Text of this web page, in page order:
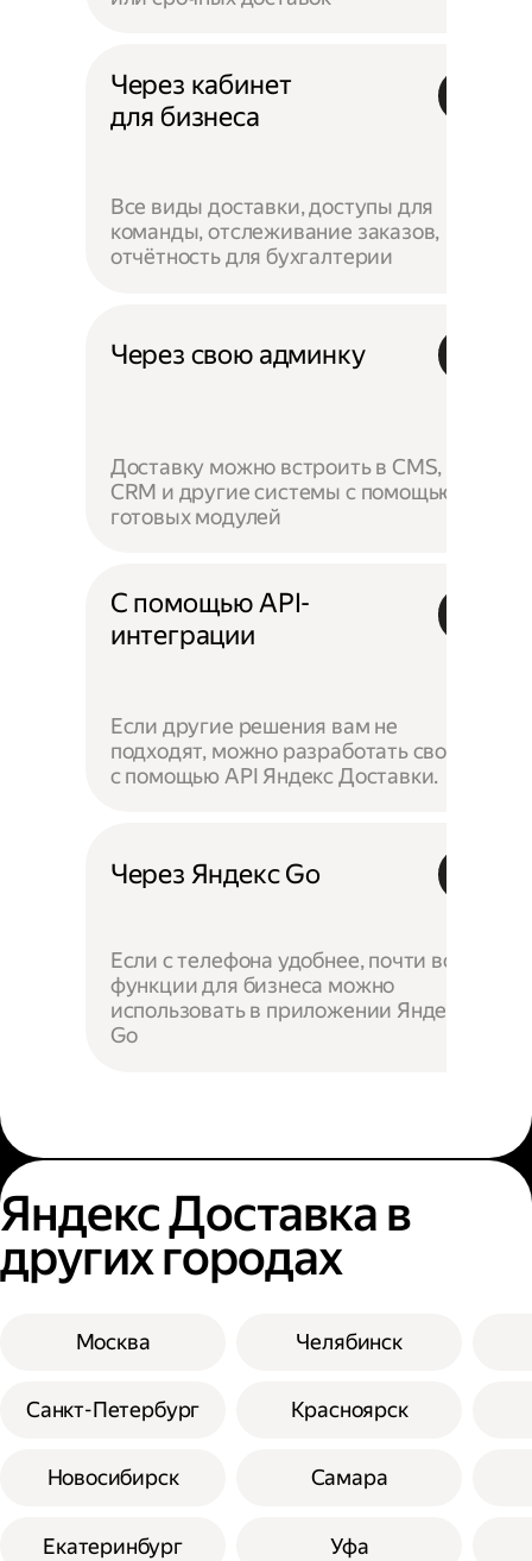
Через кабинет
для бизнеса
Все виды доставки, доступы для
команды, отслеживание заказов,
отчётность для бухгалтерии
Через свою админку
Доставку можно встроить в CMS,
CRM и другие системы с помощью
готовых модулей
С помощью API-
интеграции
Если другие решения вам не
подходят, можно разработать своё —
с помощью API Яндекс Доставки.
Через Яндекс Go
Если с телефона удобнее, почти все
функции для бизнеса можно
использовать в приложении Яндекс
Go
Яндекс Доставка в
других городах
Москва
Санкт-Петербург
Новосибирск
Екатеринбург
Челябинск
Красноярск
Самара
Уфа